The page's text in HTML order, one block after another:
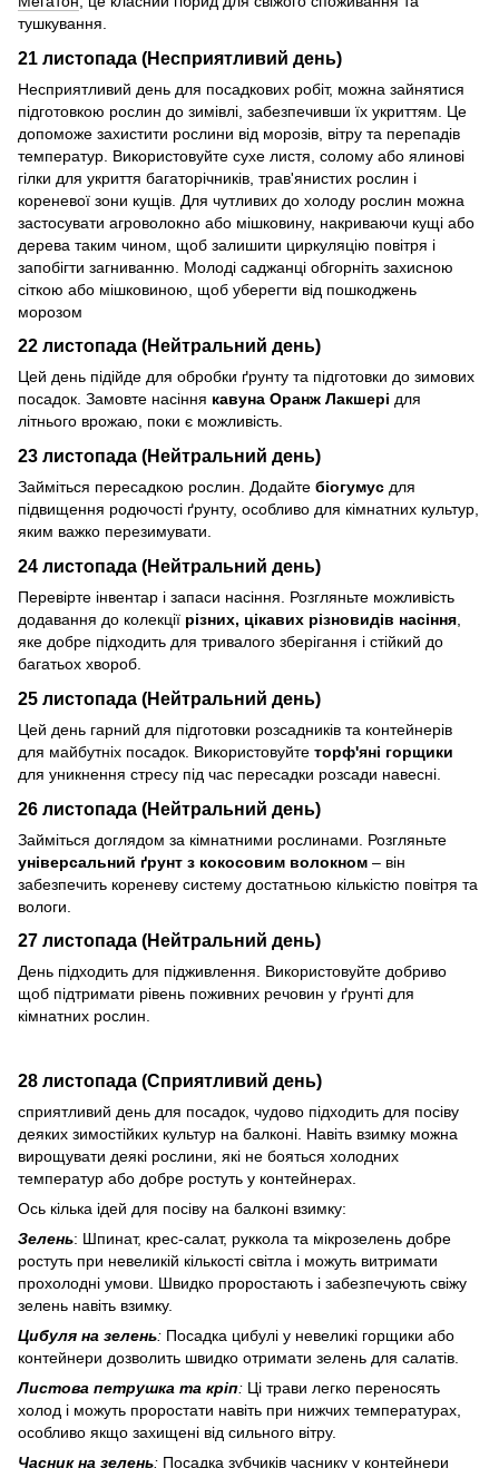
тушкування.
21 листопада (Несприятливий день)
Несприятливий день для посадкових робіт, можна зайнятися
підготовкою рослин до зимівлі, забезпечивши їх укриттям. Це
допоможе захистити рослини від морозів, вітру та перепадів
температур. Використовуйте сухе листя, солому або ялинові
гілки для укриття багаторічників, трав'янистих рослин і
кореневої зони кущів. Для чутливих до холоду рослин можна
застосувати агроволокно або мішковину, накриваючи кущі або
дерева таким чином, щоб залишити циркуляцію повітря і
запобігти загниванню. Молоді саджанці обгорніть захисною
сіткою або мішковиною, щоб уберегти від пошкоджень
морозом
22 листопада (Нейтральний день)
Цей день підійде для обробки ґрунту та підготовки до зимових
посадок. Замовте насіння кавуна Оранж Лакшері для
літнього врожаю, поки є можливість.
23 листопада (Нейтральний день)
Займіться пересадкою рослин. Додайте біогумус для
підвищення родючості ґрунту, особливо для кімнатних культур,
яким важко перезимувати.
24 листопада (Нейтральний день)
Перевірте інвентар і запаси насіння. Розгляньте можливість
додавання до колекції різних, цікавих різновидів насіння
яке добре підходить для тривалого зберігання і стійкий до
багатьох хвороб.
25 листопада (Нейтральний день)
Цей день гарний для підготовки розсадників та контейнерів
для майбутніх посадок. Використовуйте торф'яні горщики
для уникнення стресу під час пересадки розсади навесні.
26 листопада (Нейтральний день)
Займіться доглядом за кімнатними рослинами. Розгляньте
універсальний ґрунт з кокосовим волокном – він
забезпечить кореневу систему достатньою кількістю повітря та
вологи.
27 листопада (Нейтральний день)
День підходить для підживлення. Використовуйте добриво
щоб підтримати рівень поживних речовин у ґрунті для
кімнатних рослин.
28 листопада (Сприятливий день)
сприятливий день для посадок, чудово підходить для посіву
деяких зимостійких культур на балконі. Навіть взимку можна
вирощувати деякі рослини, які не бояться холодних
температур або добре ростуть у контейнерах.
Ось кілька ідей для посіву на балконі взимку:
Зелень: Шпинат, крес-салат, руккола та мікрозелень добре
ростуть при невеликій кількості світла і можуть витримати
прохолодні умови. Швидко проростають і забезпечують свіжу
зелень навіть взимку.
Цибуля на зелень: Посадка цибулі у невеликі горщики або
контейнери дозволить швидко отримати зелень для салатів.
Листова петрушка та кріп: Ці трави легко переносять
холод і можуть проростати навіть при нижчих температурах,
особливо якщо захищені від сильного вітру.
Часник на зелень: Посадка зубчиків часнику у контейнери